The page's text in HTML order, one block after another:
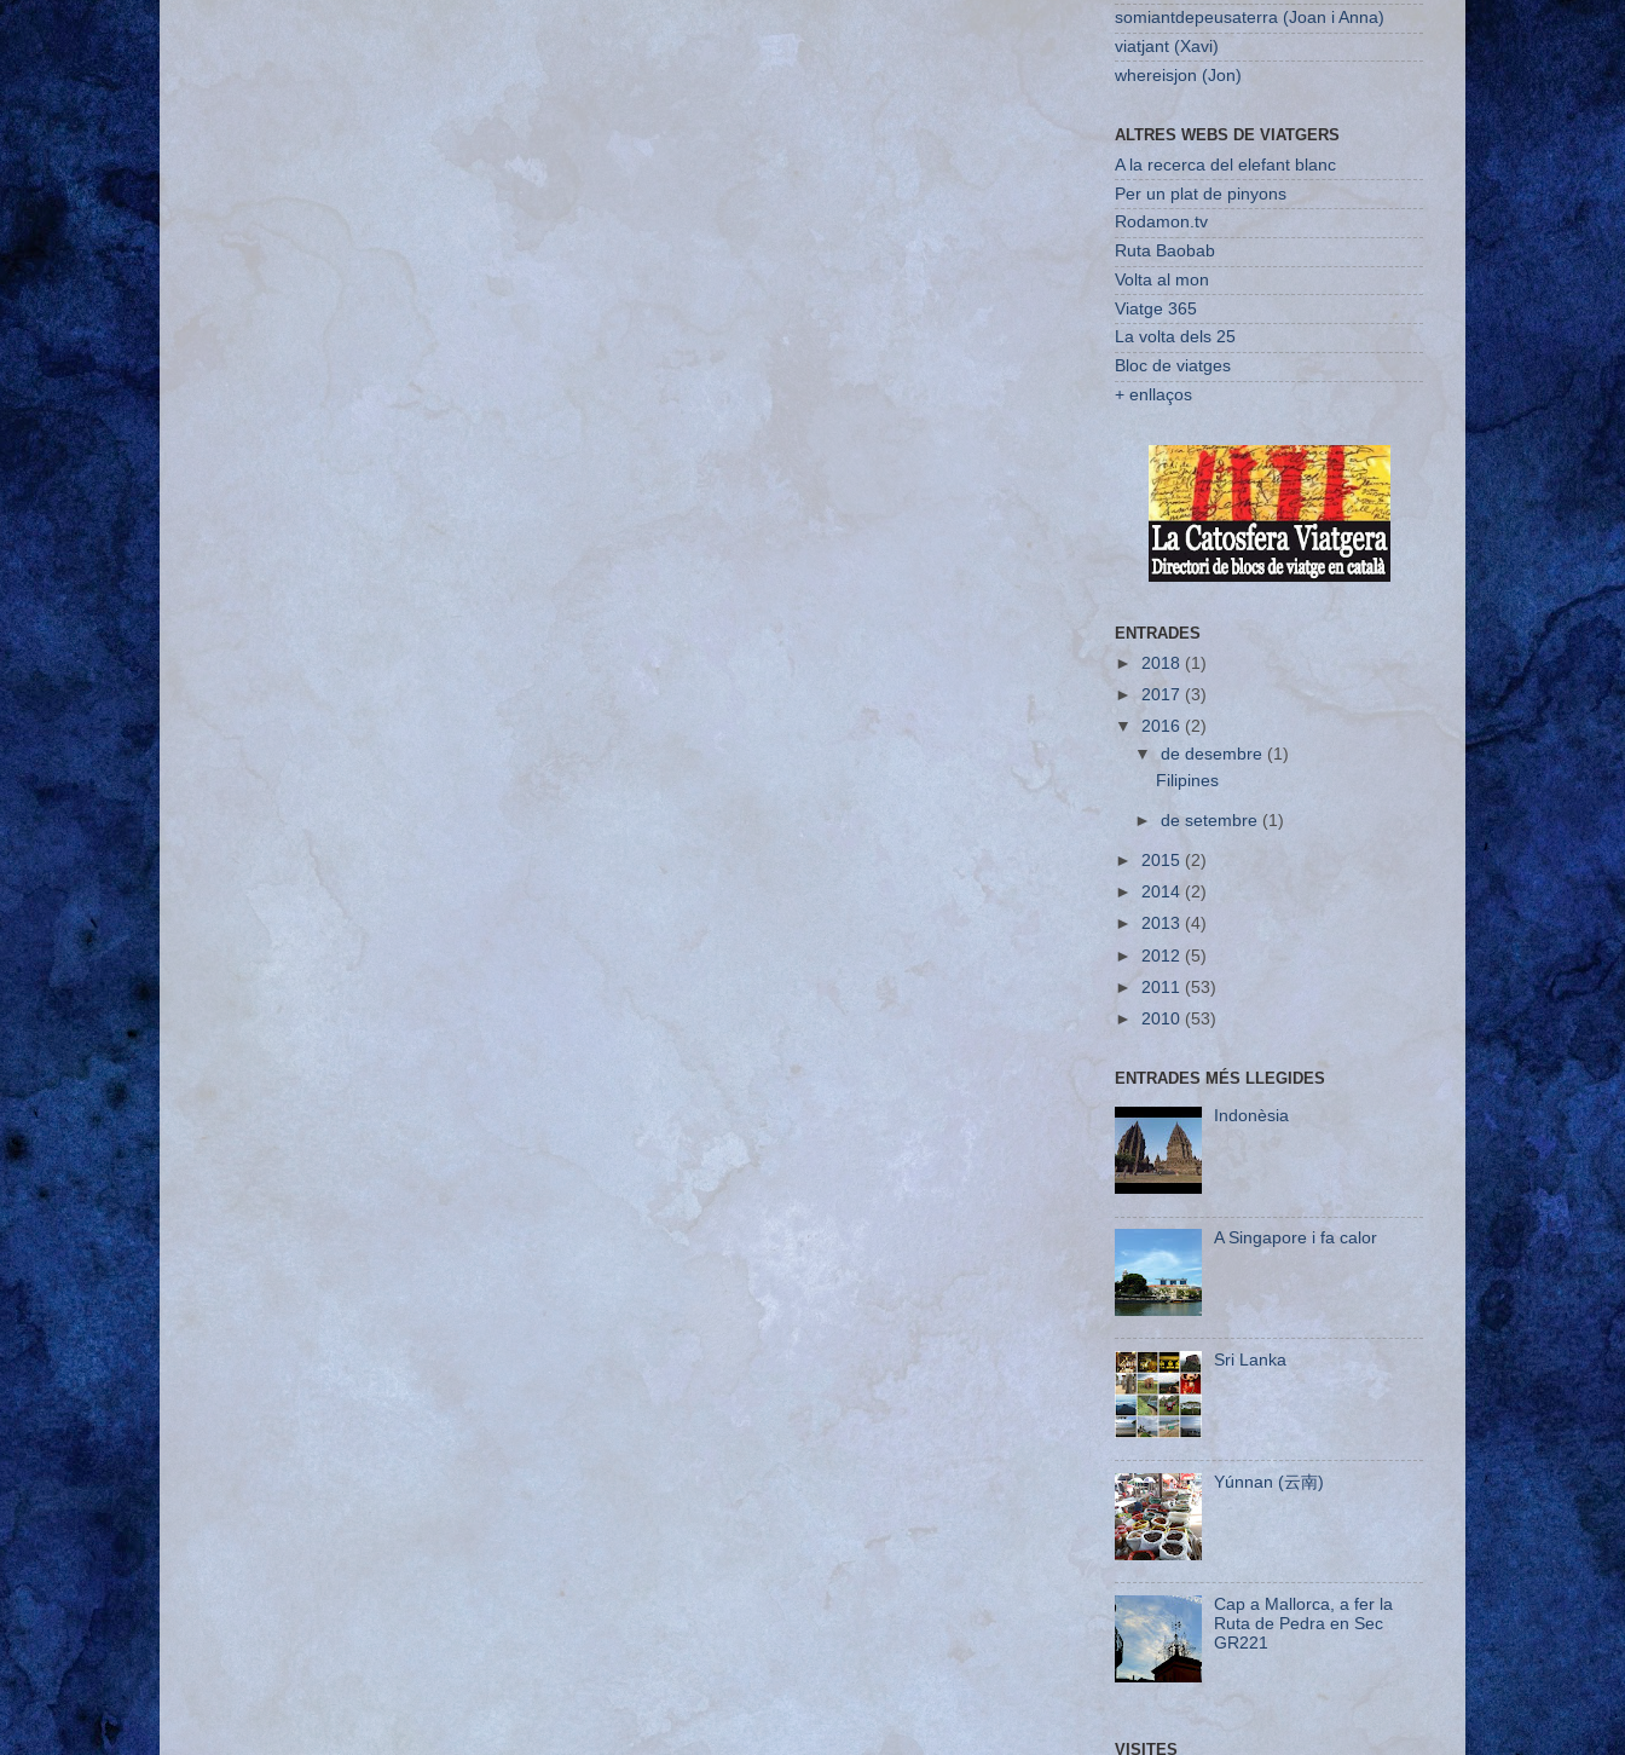
somiantdepeusaterra (Joan i Anna)
viatjant (Xavi)
whereisjon (Jon)
ALTRES WEBS DE VIATGERS
A la recerca del elefant blanc
Per un plat de pinyons
Rodamon.tv
Ruta Baobab
Volta al mon
Viatge 365
La volta dels 25
Bloc de viatges
+ enllaços
ENTRADES
► 2018 (1)
► 2017 (3)
▼ 2016 (2)
▼de desembre (1)
Filipines
►de setembre (1)
► 2015 (2)
► 2014 (2)
► 2013 (4)
► 2012 (5)
► 2011 (53)
► 2010 (53)
ENTRADES MÉS LLEGIDES
Indonèsia
A Singapore i fa calor
Sri Lanka
Yúnnan (云南)
Cap a Mallorca, a fer la
Ruta de Pedra en Sec
GR221
VISITES